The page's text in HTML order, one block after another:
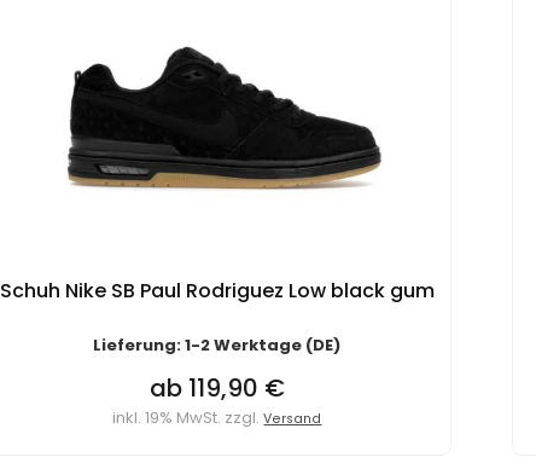
Schuh Nike SB Paul Rodriguez Low black gum
Lieferung: 1-2 Werktage (DE)
ab 119,90 €
inkl. 19% MwSt. zzgl.Versand